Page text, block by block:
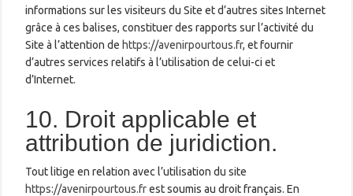
informations sur les visiteurs du Site et d’autres sites Internet
grâce à ces balises, constituer des rapports sur l’activité du
Site à l’attention dehttps://avenirpourtous.fr, et fournir
d’autres services relatifs à l’utilisation de celui-ci et
d’Internet.
10. Droit applicable et
attribution de juridiction.
Tout litige en relation avec l’utilisation du site
https://avenirpourtous.frest soumis au droit français. En